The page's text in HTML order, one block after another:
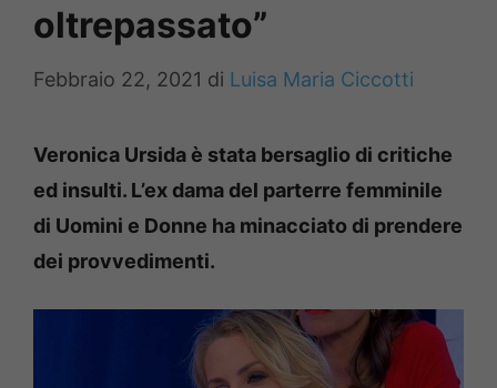
oltrepassato”
Febbraio 22, 2021 di Luisa Maria Ciccotti
Veronica Ursida è stata bersaglio di critiche
ed insulti. L’ex dama del parterre femminile
di Uomini e Donne ha minacciato di prendere
dei provvedimenti.